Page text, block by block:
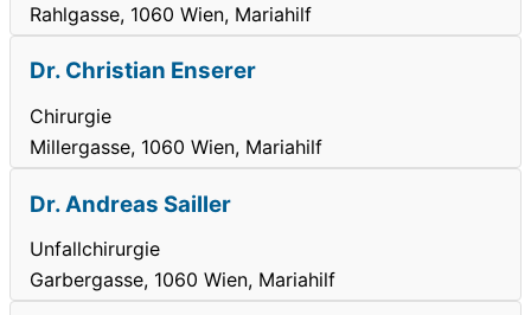
Rahlgasse, 1060 Wien, Mariahilf
Dr. Christian Enserer
Chirurgie
Millergasse, 1060 Wien, Mariahilf
Dr. Andreas Sailler
Unfallchirurgie
Garbergasse, 1060 Wien, Mariahilf